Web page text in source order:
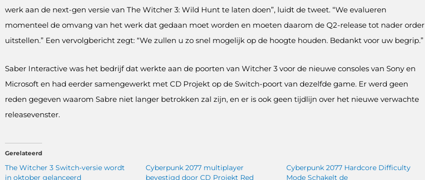
werk aan de next-gen versie van The Witcher 3: Wild Hunt te laten doen”, luidt de tweet. “We evalueren
momenteel de omvang van het werk dat gedaan moet worden en moeten daarom de Q2-release tot nader order
uitstellen.” Een vervolgbericht zegt: “We zullen u zo snel mogelijk op de hoogte houden. Bedankt voor uw begrip.”
Saber Interactive was het bedrijf dat werkte aan de poorten van Witcher 3 voor de nieuwe consoles van Sony en
Microsoft en had eerder samengewerkt met CD Projekt op de Switch-poort van dezelfde game. Er werd geen
reden gegeven waarom Sabre niet langer betrokken zal zijn, en er is ook geen tijdlijn over het nieuwe verwachte
releasevenster.
Gerelateerd
The Witcher 3 Switch-versie wordt
in oktober gelanceerd
Cyberpunk 2077 multiplayer
bevestigd door CD Projekt Red
Cyberpunk 2077 Hardcore Difficulty
Mode Schakelt de